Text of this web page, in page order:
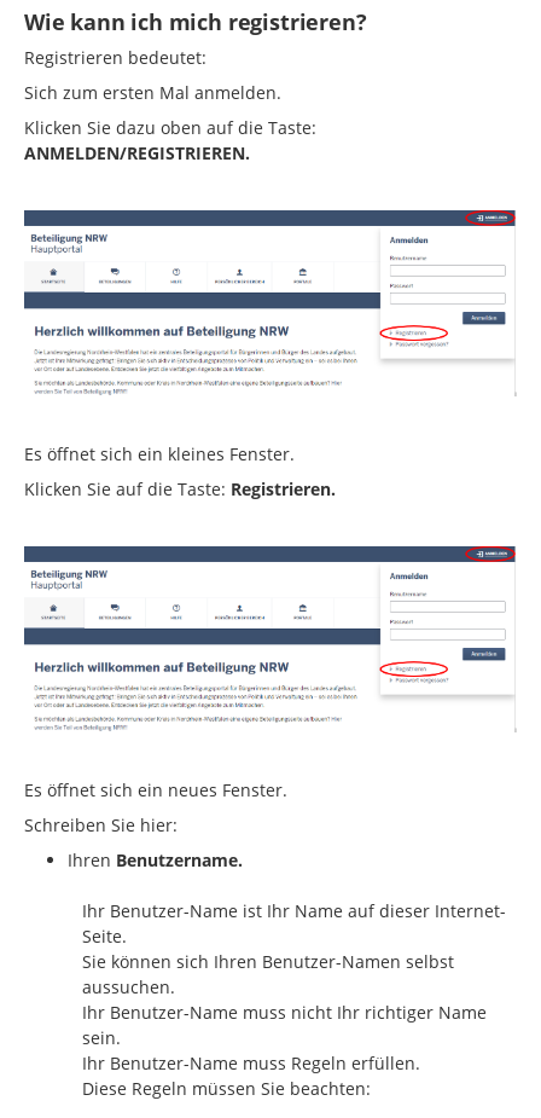
Wie kann ich mich registrieren?
Registrieren bedeutet:
Sich zum ersten Mal anmelden.
Klicken Sie dazu oben auf die Taste:
ANMELDEN/REGISTRIEREN.
Es öffnet sich ein kleines Fenster.
Klicken Sie auf die Taste: Registrieren.
Es öffnet sich ein neues Fenster.
Schreiben Sie hier:
Ihren Benutzername.
Ihr Benutzer-Name ist Ihr Name auf dieser Internet-
Seite.
Sie können sich Ihren Benutzer-Namen selbst
aussuchen.
Ihr Benutzer-Name muss nicht Ihr richtiger Name
sein.
Ihr Benutzer-Name muss Regeln erfüllen.
Diese Regeln müssen Sie beachten: